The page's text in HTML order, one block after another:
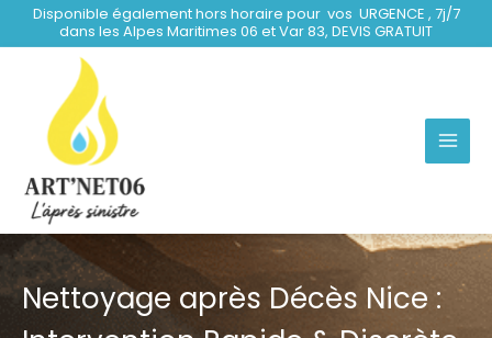
au
Disponible également hors horaire pour vos URGENCE , 7j/7
dans les Alpes Maritimes 06 et Var 83, DEVIS GRATUIT
Nettoyage après Décès Nice :